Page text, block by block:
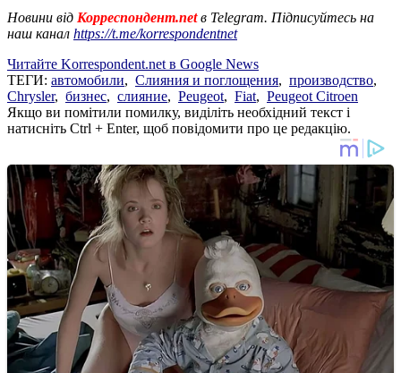
Новини від Корреспондент.netв Telegram. Підписуйтесь на
наш канал https://t.me/korrespondentnet
Читайте Korrespondent.net в Google News
ТЕГИ: автомобили, Слияния и поглощения, производство,
Chrysler, бизнес, слияние, Peugeot, Fiat, Peugeot Citroen
Якщо ви помітили помилку, виділіть необхідний текст і
натисніть Ctrl + Enter, щоб повідомити про це редакцію.